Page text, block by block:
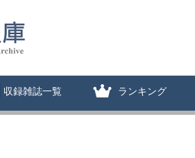
収録雑誌一覧 ランキング